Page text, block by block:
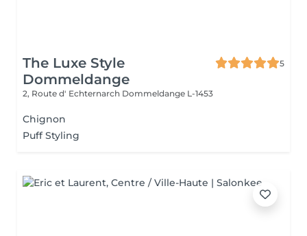
The Luxe Style
Dommeldange
5
2, Route d' Echternarch Dommeldange L-1453
Chignon
Puff Styling